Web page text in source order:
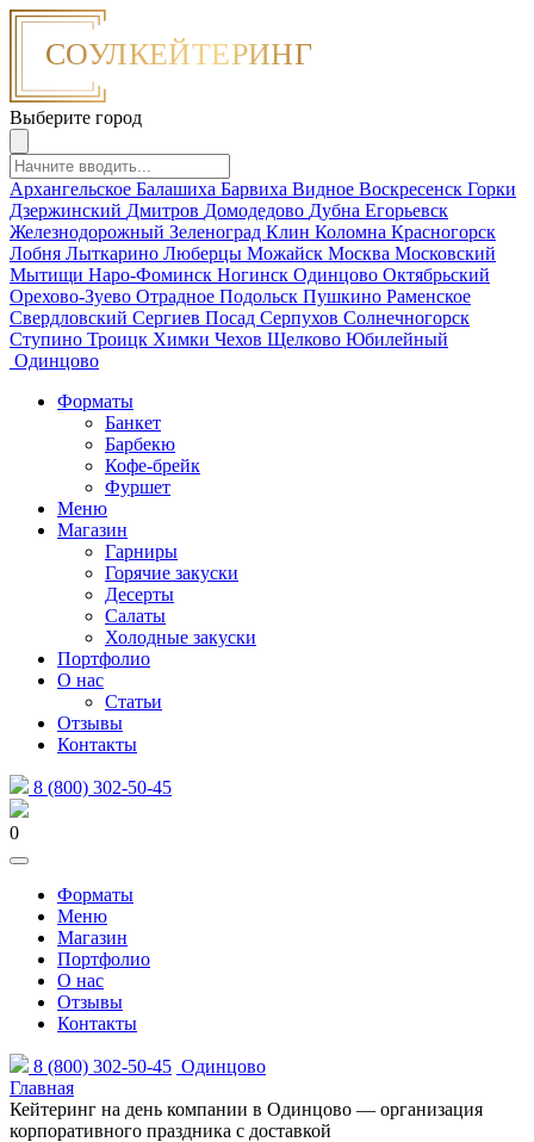
Выберите город
Архангельское Балашиха Барвиха Видное Воскресенск Горки
Дзержинский Дмитров Домодедово Дубна Егорьевск
Железнодорожный Зеленоград Клин Коломна Красногорск
Лобня Лыткарино Люберцы Можайск Москва Московский
Мытищи Наро-Фоминск Ногинск Одинцово Октябрьский
Орехово-Зуево Отрадное Подольск Пушкино Раменское
Свердловский Сергиев Посад Серпухов Солнечногорск
Ступино Троицк Химки Чехов Щелково Юбилейный
Одинцово
Форматы
Банкет
Барбекю
Кофе-брейк
Фуршет
Меню
Магазин
Гарниры
Горячие закуски
Десерты
Салаты
Холодные закуски
Портфолио
О нас
Статьи
Отзывы
Контакты
8 (800) 302-50-45
0
Форматы
Меню
Магазин
Портфолио
О нас
Отзывы
Контакты
8 (800) 302-50-45 Одинцово
Главная
Кейтеринг на день компании в Одинцово — организация
корпоративного праздника с доставкой